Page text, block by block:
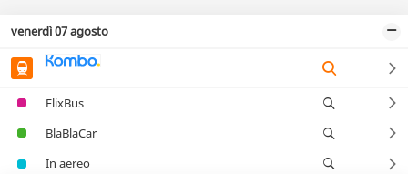
venerdì 07 agosto
FlixBus
BlaBlaCar
In aereo